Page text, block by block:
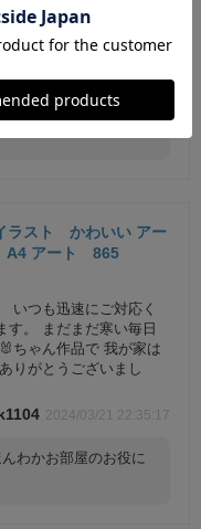
2765
がとうございました。
2024/06/17 19:30:48
スト かわいい アー
A4 アート 865
いつも迅速にご対応く
す。 まだまだ寒い毎日
ちゃん作品で 我が家は
りがとうございまし
2024/03/21 22:35:17
わかお部屋のお役に